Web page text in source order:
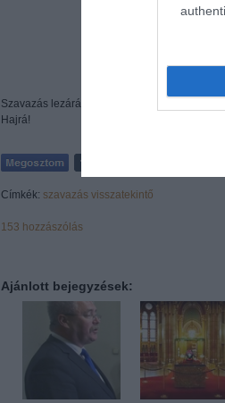
Szavazás lezárása és eredményhirdetés
Hajrá!
Címkék: szavazás visszatekintő
153 hozzászólás
Ajánlott bejegyzések: